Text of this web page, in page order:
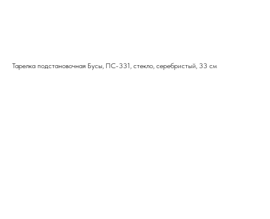
Тарелка подстановочная Бусы, ПС-331, стекло, серебристый, 33 см